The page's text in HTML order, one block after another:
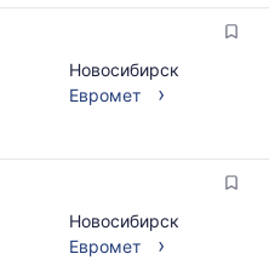
Новосибирск
Евромет
›
Новосибирск
Евромет
›